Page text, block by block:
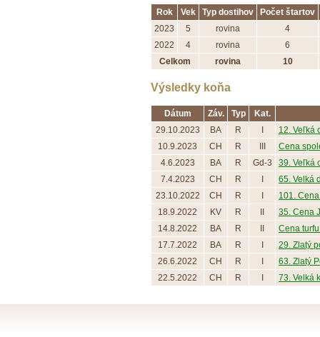
Rok Vek Typ dostihov
Počet štartov
2023
5 rovina
4
2022
4 rovina
6
Celkom
rovina 10
Výsledky koňa
Dátum Záv. Typ
Kat.
29.10.2023
BA R
12. Veľká
10.9.2023
CH R
Cena
4.6.2023
BA R Gd-3
39. Veľká
7.4.2023
CH R
65. Velká
23.10.2022
CH R
101.
18.9.2022
KV R
35. Cena
14.8.2022
BA R
Cena
17.7.2022
BA R
29. Zlatý
26.6.2022
CH R
63. Zlatý
22.5.2022
CH R 73. Velká